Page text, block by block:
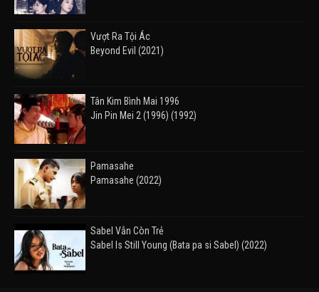
Vượt Ra Tội Ác
Beyond Evil (2021)
Tân Kim Bình Mai 1996
Jin Pin Mei 2 (1996) (1992)
Pamasahe
Pamasahe (2022)
Sabel Vẫn Còn Trẻ
Sabel Is Still Young (Bata pa si Sabel) (2022)